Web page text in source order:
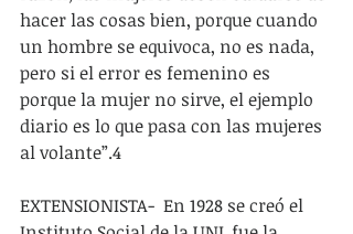
hacer las cosas bien, porque cuando
un hombre se equivoca, no es nada,
pero si el error es femenino es
porque la mujer no sirve, el ejemplo
diario es lo que pasa con las mujeres
al volante”.4
EXTENSIONISTA-  En 1928 se creó el